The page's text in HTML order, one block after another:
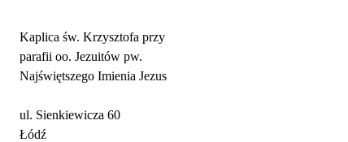
Kaplica św. Krzysztofa przy
parafii oo. Jezuitów pw.
Najświętszego Imienia Jezus
ul. Sienkiewicza 60
Łódź